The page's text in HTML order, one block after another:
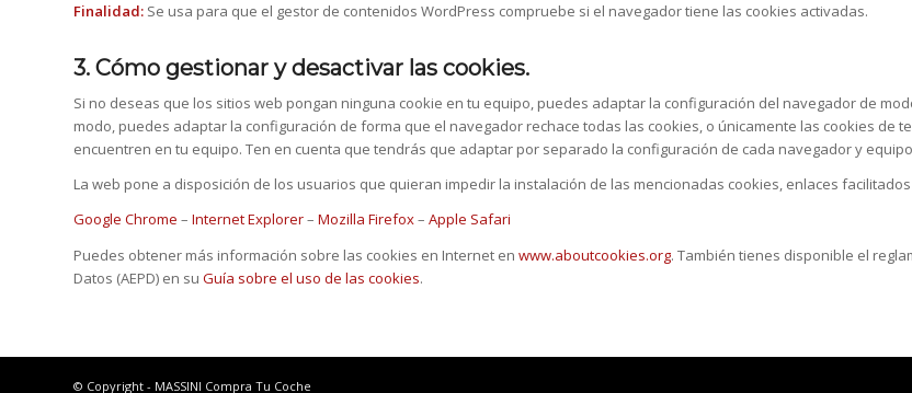
Finalidad: Se usa para que el gestor de contenidos WordPress compruebe si el navegador tiene las cookies activadas.
3. Cómo gestionar y desactivar las cookies.
Si no deseas que los sitios web pongan ninguna cookie en tu equipo, puedes adaptar la configuración del navegador de
modo, puedes adaptar la configuración de forma que el navegador rechace todas las cookies, o únicamente las cookies de
encuentren en tu equipo. Ten en cuenta que tendrás que adaptar por separado la configuración de cada navegador y
La web pone a disposición de los usuarios que quieran impedir la instalación de las mencionadas cookies, enlaces
Google Chrome – Internet Explorer– Mozilla Firefox– Apple Safari
Puedes obtener más información sobre las cookies en Internet en www.aboutcookies.org. También tienes disponible el
Datos (AEPD) en su Guía sobre el uso de las cookies.
© Copyright - MASSINI Compra Tu Coche